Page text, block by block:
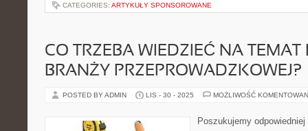
CATEGORIES: ARTYKUŁY SPONSOROWANE
CO TRZEBA WIEDZIEĆ NA TEMAT
BRANŻY PRZEPROWADZKOWEJ?
POSTED BY ADMIN LIS - 30 - 2025 MOŻLIWOŚĆ
Poszukujemy